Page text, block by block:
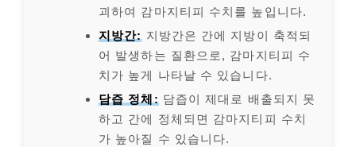
괴하여 감마지티피 수치를 높입니다.
지방간: 지방간은 간에 지방이 축적되
어 발생하는 질환으로, 감마지티피 수
치가 높게 나타날 수 있습니다.
담즙 정체:담즙이 제대로 배출되지 못
하고 간에 정체되면 감마지티피 수치
가 높아질 수 있습니다.